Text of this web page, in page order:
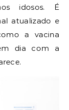
idosos. É
atualizado e
a vacina
dia com a